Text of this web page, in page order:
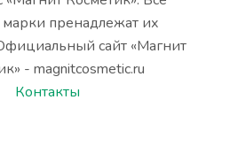
пренадлежат их
сайт «Магнит
- magnitcosmetic.ru
Контакты